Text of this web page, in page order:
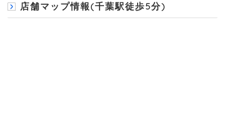
店舗マップ情報(千葉駅徒歩5分)